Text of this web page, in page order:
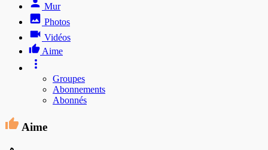
Mur
Photos
Vidéos
Aime
Groupes
Abonnements
Abonnés
Aime